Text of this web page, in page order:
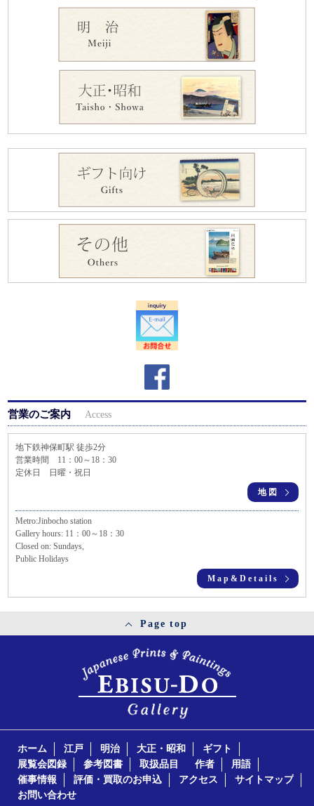
営業のご案内 Access
地下鉄神保町駅 徒歩2分
営業時間 11：00～18：30
定休日 日曜・祝日
地図
Metro:Jinbocho station
Gallery hours: 11：00～18：30
Closed on: Sundays,
Public Holidays
Map&Details
Page top
ホーム 江戸 明治 大正・昭和
ギフト
展覧会図録
参考図書 取扱品目 作者
用語
催事情報
評価・買取のお申込 アクセス
サイトマップ
お問い合わせ